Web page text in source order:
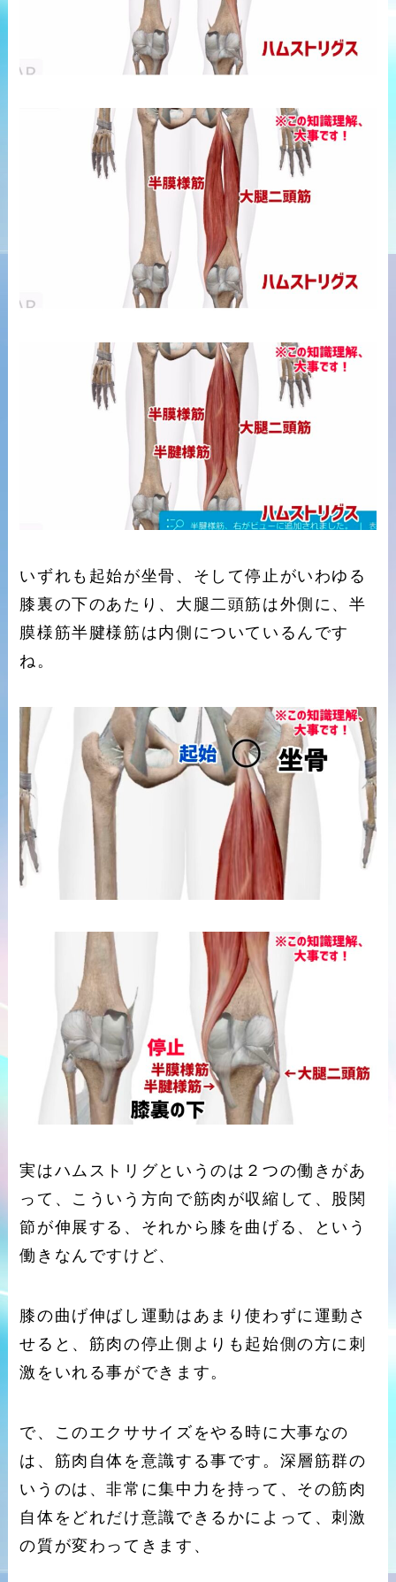
いずれも起始が坐骨、そして停止がいわゆる
膝裏の下のあたり、大腿二頭筋は外側に、半
膜様筋半腱様筋は内側についているんです
ね。
実はハムストリグというのは２つの働きがあ
って、こういう方向で筋肉が収縮して、股関
節が伸展する、それから膝を曲げる、という
働きなんですけど、
膝の曲げ伸ばし運動はあまり使わずに運動さ
せると、筋肉の停止側よりも起始側の方に刺
激をいれる事ができます。
で、このエクササイズをやる時に大事なの
は、筋肉自体を意識する事です。深層筋群の
いうのは、非常に集中力を持って、その筋肉
自体をどれだけ意識できるかによって、刺激
の質が変わってきます、